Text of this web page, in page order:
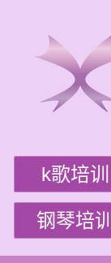
k歌培训
钢琴培训